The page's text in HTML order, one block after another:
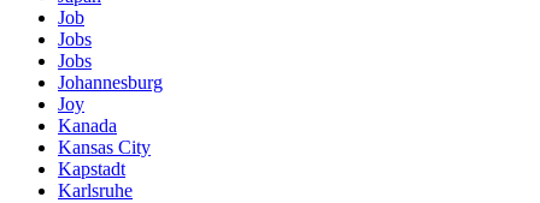
Job
Jobs
Jobs
Johannesburg
Joy
Kanada
Kansas City
Kapstadt
Karlsruhe